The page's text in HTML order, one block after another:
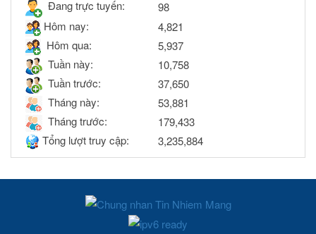
THỐNG KÊ TRUY CẬP
Đang trực tuyến:
98
Hôm nay:
4,821
Hôm qua:
5,937
Tuần này:
10,758
Tuần trước:
37,650
Tháng này:
53,881
Tháng trước:
179,433
Tổng lượt truy cập: